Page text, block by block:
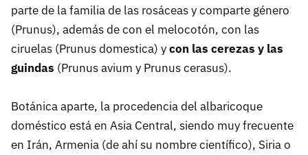
parte de la familia de las rosáceas y comparte género
(Prunus), además de con el melocotón, con las
ciruelas (Prunus domestica) ycon las cerezas y las
guindas (Prunus avium y Prunus cerasus).
Botánica aparte, la procedencia del albaricoque
doméstico está en Asia Central, siendo muy frecuente
en Irán, Armenia (de ahí su nombre científico), Siria o